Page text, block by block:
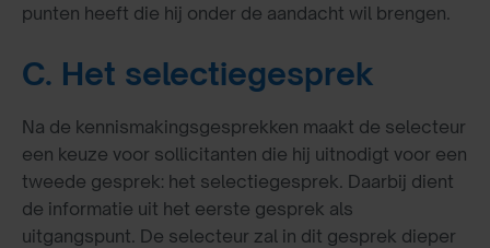
punten heeft die hij onder de aandacht wil brengen.
C. Het selectiegesprek
Na de kennismakingsgesprekken maakt de selecteur
een keuze voor sollicitanten die hij uitnodigt voor een
tweede gesprek: het selectiegesprek. Daarbij dient
de informatie uit het eerste gesprek als
uitgangspunt. De selecteur zal in dit gesprek dieper